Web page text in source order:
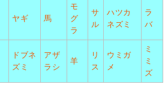
ヤギ 馬
モ
グ
ラ
サ
ル
ハツカ
ネズミ
ラ
バ
ドブネ
ズミ
アザ
ラシ
羊
リ
ス
ウミガ
メ
ミ
ミ
ズ